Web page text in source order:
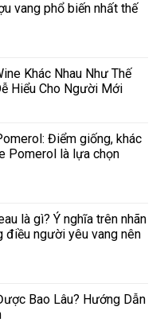
vang phổ biến nhất thế
Khác Nhau Như Thế
Hiểu Cho Người Mới
Điểm giống, khác
Pomerol là lựa chọn
là gì? Ý nghĩa trên nhãn
điều người yêu vang nên
Bao Lâu? Hướng Dẫn